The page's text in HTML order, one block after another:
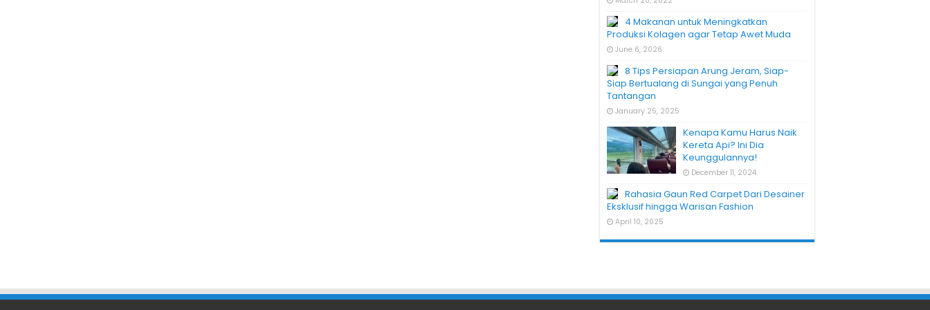
4 Makanan untuk Meningkatkan
Produksi Kolagen agar Tetap Awet Muda
June 6, 2026
8 Tips Persiapan Arung Jeram, Siap-
Siap Bertualang di Sungai yang Penuh
Tantangan
January 25, 2025
Kenapa Kamu Harus Naik
Kereta Api? Ini Dia
Keunggulannya!
December 11, 2024
Rahasia Gaun Red Carpet Dari Desainer
Eksklusif hingga Warisan Fashion
April 10, 2025